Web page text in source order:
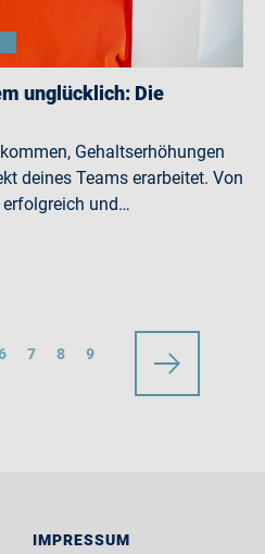
unglücklich: Die
Gehaltserhöhungen
deines Teams erarbeitet. Von
erfolgreich und…
7 8 9
IMPRESSUM